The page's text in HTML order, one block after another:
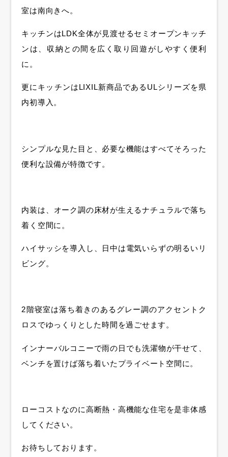
室は南向きへ。
キッチンはLDK全体が見渡せるセミオープンキッチ
ンは、収納との間を広く取り回遊がしやすく便利
に。
更にキッチンはLIXIL新商品であるULシリーズを県
内初導入。
シンプルな見た目と、必要な機能はすべてそろった
便利な設備が特徴です。
内装は、オーク調の床材が生えるナチュラルで落ち
着く空間に。
ハイサッシを導入し、日中は電気いらずの明るいリ
ビング。
2階寝室は落ち着きのあるグレー調のアクセントク
ロスでゆっくりとした時間を過ごせます。
インナーバルコニーで雨の日でも洗濯物が干せて、
ベンチを置けば落ち着いたプライベート空間に。
ローコストなのに高断熱・高機能な住宅を是非体感
してください。
お待ちしております。